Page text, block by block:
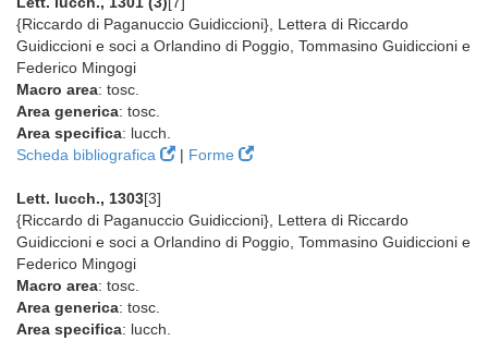
{Riccardo di Paganuccio Guidiccioni}, Lettera di Riccardo
Guidiccioni e soci a Orlandino di Poggio, Tommasino Guidiccioni e
Federico Mingogi
Macro area: tosc.
Area generica: tosc.
Area specifica: lucch.
Scheda bibliografica
| Forme
Lett. lucch., 1303[3]
{Riccardo di Paganuccio Guidiccioni}, Lettera di Riccardo
Guidiccioni e soci a Orlandino di Poggio, Tommasino Guidiccioni e
Federico Mingogi
Macro area: tosc.
Area generica: tosc.
Area specifica: lucch.